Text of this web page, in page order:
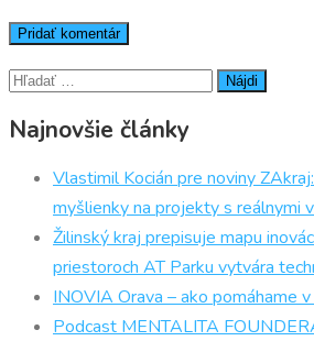
Hľadať:
Najnovšie články
Vlastimil Kocián pre noviny
myšlienky na projekty s reálnymi
Žilinský kraj prepisuje mapu
priestoroch AT Parku vytvára
INOVIA Orava – ako pomáhame
Podcast MENTALITA